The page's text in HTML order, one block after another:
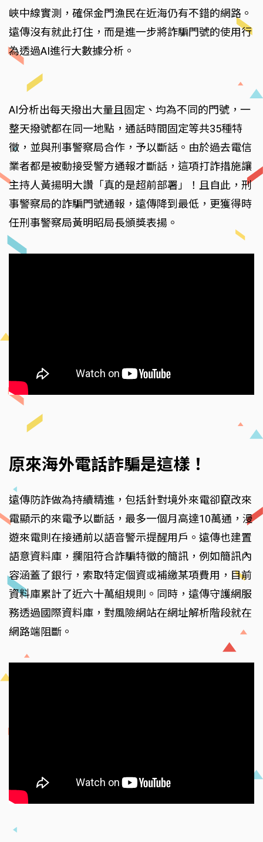
峽中線實測，確保金門漁民在近海仍有不錯的網路。
遠傳沒有就此打住，而是進一步將詐騙門號的使用行
為透過AI進行大數據分析。
AI分析出每天撥出大量且固定、均為不同的門號，一
整天撥號都在同一地點，通話時間固定等共35種特
徵，並與刑事警察局合作，予以斷話。由於過去電信
業者都是被動接受警方通報才斷話，這項打詐措施讓
主持人黃揚明大讚「真的是超前部署」！且自此，刑
事警察局的詐騙門號通報，遠傳降到最低，更獲得時
任刑事警察局黃明昭局長頒獎表揚。
原來海外電話詐騙是這樣！
遠傳防詐做為持續精進，包括針對境外來電卻竄改來
電顯示的來電予以斷話，最多一個月高達10萬通，漫
遊來電則在接通前以語音警示提醒用戶。遠傳也建置
語意資料庫，攔阻符合詐騙特徵的簡訊，例如簡訊內
容涵蓋了銀行，索取特定個資或補繳某項費用，目前
資料庫累計了近六十萬組規則。同時，遠傳守護網服
務透過國際資料庫，對風險網站在網址解析階段就在
網路端阻斷。